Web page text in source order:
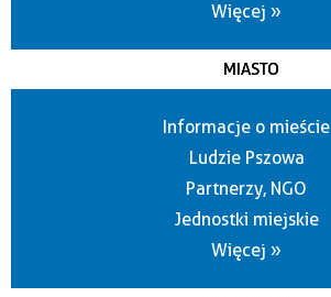
Więcej »
MIASTO
Informacje o mieście
Ludzie Pszowa
Partnerzy, NGO
Jednostki miejskie
Więcej »